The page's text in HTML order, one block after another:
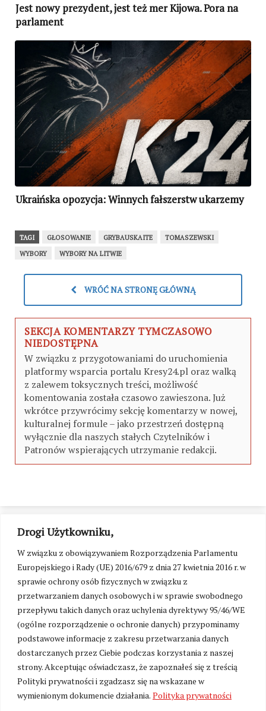
Drogi Użytkowniku,
W związku z obowiązywaniem Rozporządzenia Parlamentu
Europejskiego i Rady (UE) 2016/679 z dnia 27 kwietnia 2016 r. w
sprawie ochrony osób fizycznych w związku z
przetwarzaniem danych osobowych i w sprawie swobodnego
przepływu takich danych oraz uchylenia dyrektywy 95/46/WE
(ogólne rozporządzenie o ochronie danych) przypominamy
podstawowe informacje z zakresu przetwarzania danych
dostarczanych przez Ciebie podczas korzystania z naszej
strony. Akceptując oświadczasz, że zapoznałeś się z treścią
Polityki prywatności i zgadzasz się na wskazane w
wymienionym dokumencie działania. Polityka prywatności
Jest nowy prezydent, jest też mer Kijowa. Pora na
parlament
Ukraińska opozycja: Winnych fałszerstw ukarzemy
TAGI GŁOSOWANIE GRYBAUSKAITE
TOMASZEWSKI
WYBORY
WYBORY NA LITWIE
WRÓĆ NA STRONĘ GŁÓWNĄ
SEKCJA KOMENTARZY TYMCZASOWO
NIEDOSTĘPNA
W związku z przygotowaniami do uruchomienia
platformy wsparcia portalu Kresy24.pl oraz walką
z zalewem toksycznych treści, możliwość
komentowania została czasowo zawieszona. Już
wkrótce przywrócimy sekcję komentarzy w nowej,
kulturalnej formule – jako przestrzeń dostępną
wyłącznie dla naszych stałych Czytelników i
Patronów wspierających utrzymanie redakcji.
Zmień ustawienia cookies